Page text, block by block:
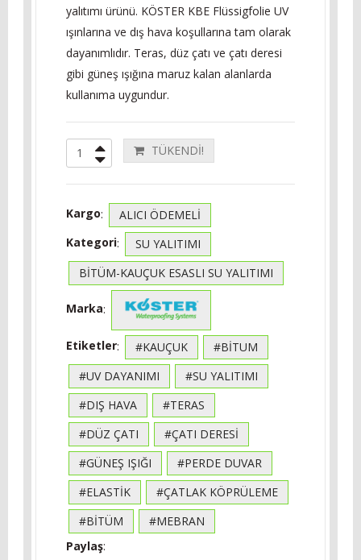
yalıtımı ürünü. KÖSTER KBE Flüssigfolie UV
ışınlarına ve dış hava koşullarına tam olarak
dayanımlıdır. Teras, düz çatı ve çatı deresi
gibi güneş ışığına maruz kalan alanlarda
kullanıma uygundur.
TÜKENDİ!
Kargo:
ALICI ÖDEMELİ
Kategori:
SU YALITIMI
BITÜM-KAUÇUK ESASLI SU YALITIMI
Marka:
Etiketler: #KAUÇUK
#BITUM
#UV DAYANIMI
#SU YALITIMI
#DIŞ HAVA
#TERAS
#DÜZ ÇATI
#ÇATI DERESI
#GÜNEŞ IŞIĞI
#PERDE DUVAR
#ELASTIK
#ÇATLAK KÖPRÜLEME
#BITÜM
#MEBRAN
Paylaş: